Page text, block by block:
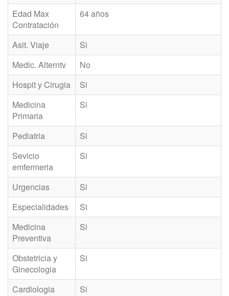
Edad Max
Contratación
64 años
Asit. Viaje
Si
Medic. Alterntv
No
Hospit y Cirugia
Si
Medicina
Primaria
Si
Pediatria
Si
Sevicio
emfermeria
Si
Urgencias
Si
Especialidades
Si
Medicina
Preventiva
Si
Obstetricia y
Ginecologia
Si
Cardiologia Si